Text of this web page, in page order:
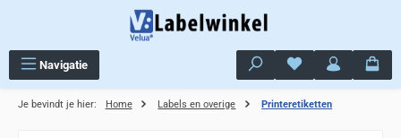
Navigatie Je hebt 0 items op
Je bevindt je hier: Home Labels en overige Printeretiketten